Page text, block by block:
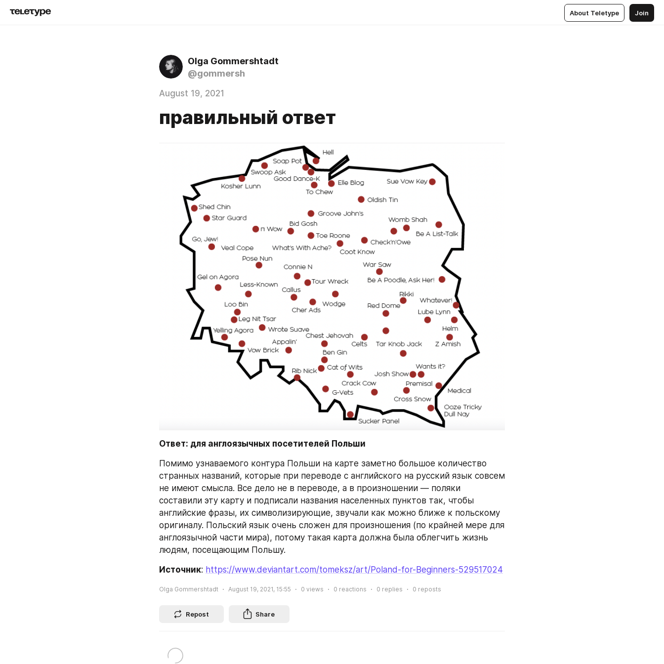
About Teletype Join
Olga Gommershtadt
@gommersh
August 19, 2021
правильный ответ
Ответ: для англоязычных посетителей Польши
Помимо узнаваемого контура Польши на карте заметно большое количество
странных названий, которые при переводе с английского на русский язык совсем
не имеют смысла. Все дело не в переводе, а в произношении — поляки
составили эту карту и подписали названия населенных пунктов так, чтобы
английские фразы, их символизирующие, звучали как можно ближе к польскому
оригиналу. Польский язык очень сложен для произношения (по крайней мере для
англоязычной части мира), потому такая карта должна была облегчить жизнь
людям, посещающим Польшу.
Источник: https://www.deviantart.com/tomeksz/art/Poland-for-Beginners-529517024
Olga Gommershtadt August 19, 2021, 15:55 0 views 0 reactions 0 replies 0 reposts
Repost Share